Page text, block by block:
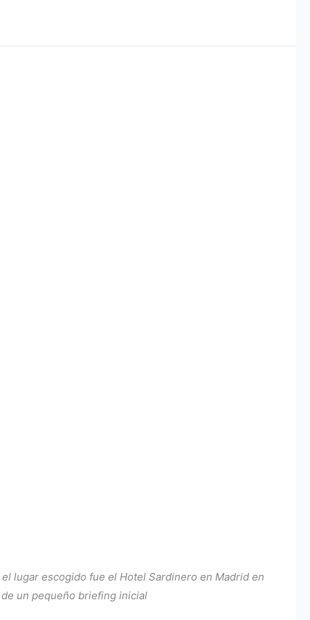
lugar escogido fue el Hotel Sardinero en Madrid en
un pequeño briefing inicial